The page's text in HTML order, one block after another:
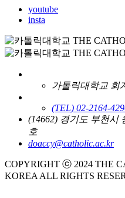
youtube
insta
가톨릭대학교 회
(TEL) 02-2164-
(14662) 경기도 부천시
호
doaccy@catholic.ac.kr
COPYRIGHT ⓒ 2024 THE
KOREA ALL RIGHTS